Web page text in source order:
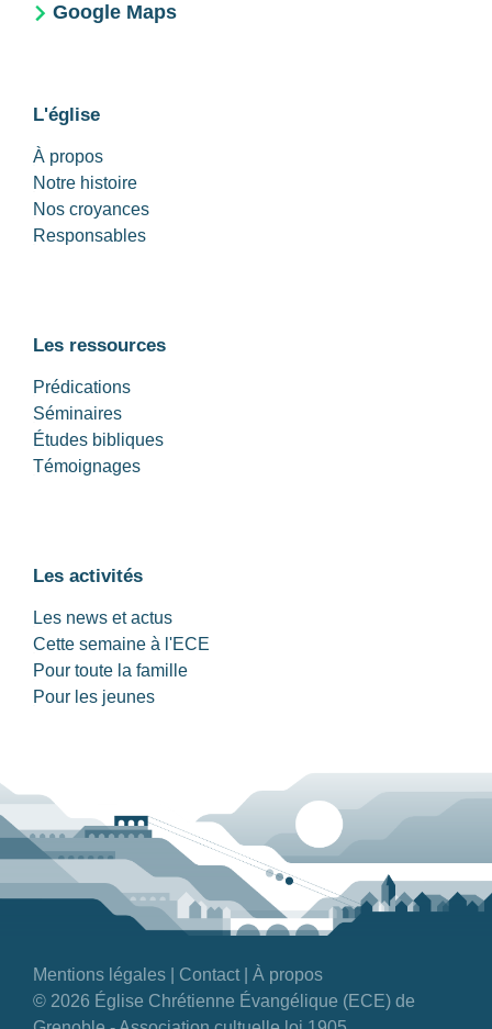
Google Maps
L'église
À propos
Notre histoire
Nos croyances
Responsables
Les ressources
Prédications
Séminaires
Études bibliques
Témoignages
Les activités
Les news et actus
Cette semaine à l'ECE
Pour toute la famille
Pour les jeunes
Mentions légales Contact
À propos
© 2026 Église Chrétienne Évangélique (ECE) de